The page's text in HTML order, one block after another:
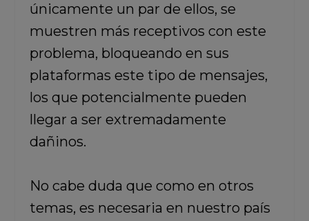
únicamente un par de ellos, se
muestren más receptivos con este
problema, bloqueando en sus
plataformas este tipo de mensajes,
los que potencialmente pueden
llegar a ser extremadamente
dañinos.
No cabe duda que como en otros
temas, es necesaria en nuestro país